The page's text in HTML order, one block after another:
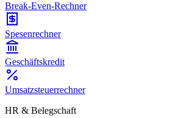
Break-Even-Rechner
Spesenrechner
Geschäftskredit
Umsatzsteuerrechner
HR & Belegschaft